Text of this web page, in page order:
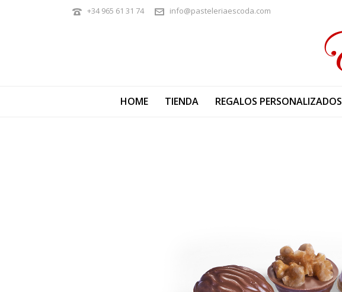
+34 965 61 31 74 info@pasteleriaescoda.com
HOME TIENDA REGALOS PERSONALIZADOS